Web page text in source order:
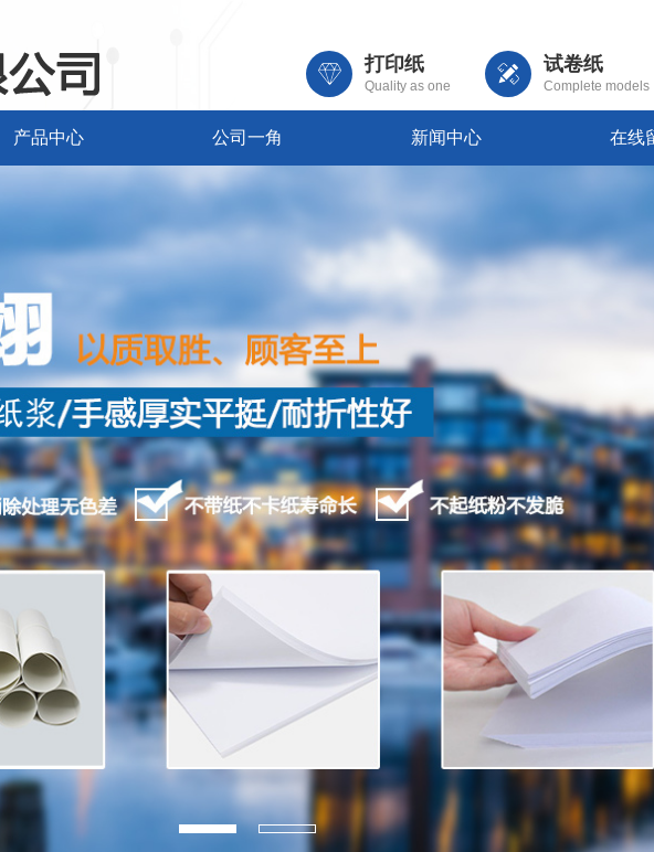
打印纸
Quality as one
试卷纸
Complete models
产品中心 公司一角 新闻中心 在线